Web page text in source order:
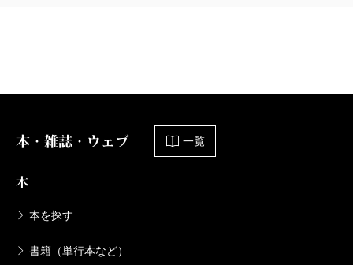
GANGSTA. 3巻【限定版】
2012/07/09
本・雑誌・ウェブ 一覧
本
本を探す
書籍（単行本など）